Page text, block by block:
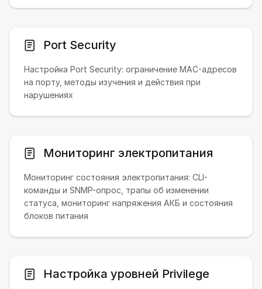
Port Security
Настройка Port Security: ограничение MAC-адресов
на порту, методы изучения и действия при
нарушениях
Мониторинг электропитания
Мониторинг состояния электропитания: CLI-
команды и SNMP-опрос, трапы об изменении
статуса, мониторинг напряжения АКБ и состояния
блоков питания
Настройка уровней Privilege